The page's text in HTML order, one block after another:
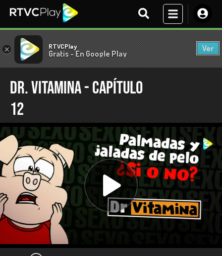
× RTVCPlay
Gratis - En Google Play
Ver
Dr. Vitamina - Capítulo
12